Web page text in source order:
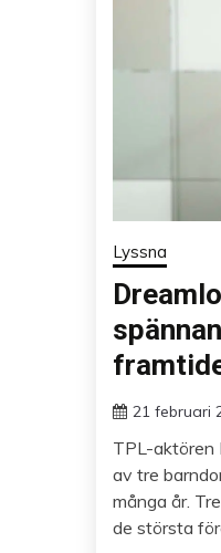
Lyssna
21 februari
TPL-aktören
av tre
många år.
de största